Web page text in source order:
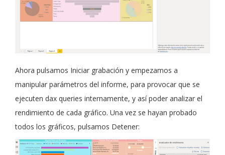
Ahora pulsamos Iniciar grabación y empezamos a
manipular parámetros del informe, para provocar que se
ejecuten dax queries internamente, y así poder analizar el
rendimiento de cada gráfico. Una vez se hayan probado
todos los gráficos, pulsamos Detener: